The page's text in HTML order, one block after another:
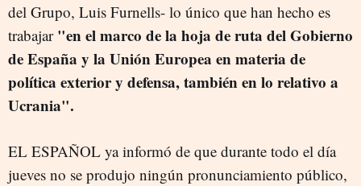
del Grupo, Luis Furnells- lo único que han hecho es
trabajar "en el marco de la hoja de ruta del Gobierno
de España y la Unión Europea en materia de
política exterior y defensa, también en lo relativo a
Ucrania".
EL ESPAÑOL ya informó de que durante todo el día
jueves no se produjo ningún pronunciamiento público,